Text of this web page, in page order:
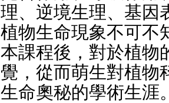
理、逆境生理、基因
植物生命現象不可不
本課程後，對於植物
覺，從而萌生對植物
生命奧秘的學術生涯